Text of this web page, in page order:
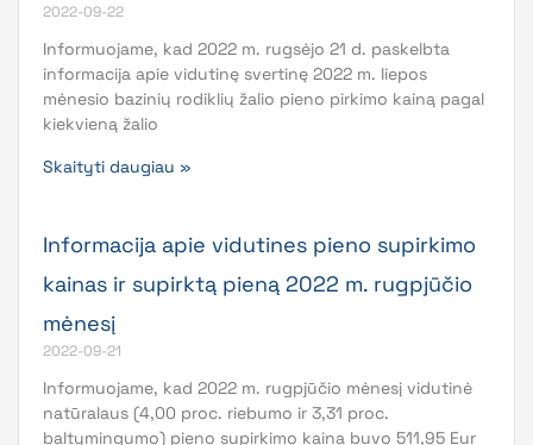
2022-09-22
Informuojame, kad 2022 m. rugsėjo 21 d. paskelbta
informacija apie vidutinę svertinę 2022 m. liepos
mėnesio bazinių rodiklių žalio pieno pirkimo kainą pagal
kiekvieną žalio
Skaityti daugiau »
Informacija apie vidutines pieno supirkimo
kainas ir supirktą pieną 2022 m. rugpjūčio
mėnesį
2022-09-21
Informuojame, kad 2022 m. rugpjūčio mėnesį vidutinė
natūralaus (4,00 proc. riebumo ir 3,31 proc.
baltymingumo) pieno supirkimo kaina buvo 511,95 Eur